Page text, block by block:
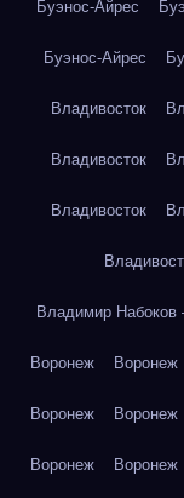
Буэнос-Айрес
Буэнос-Айрес
Владивосток
Владивосток
Владивосток
Владимир
Воронеж Воронеж
Воронеж Воронеж
Воронеж Воронеж